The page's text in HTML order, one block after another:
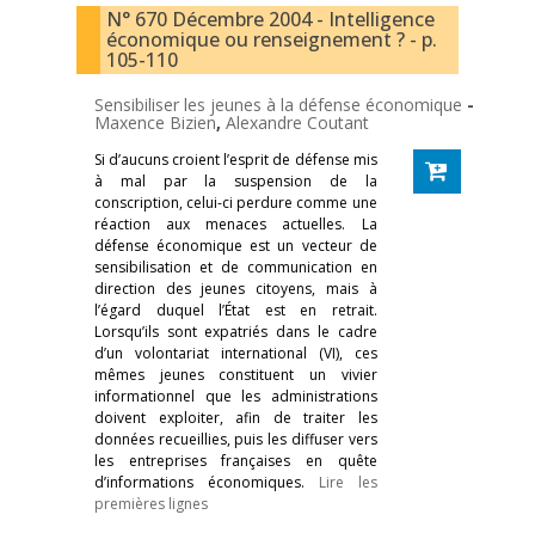
N° 670 Décembre 2004 - Intelligence
économique ou renseignement ? - p.
105-110
Sensibiliser les jeunes à la défense économique -
Maxence Bizien, Alexandre Coutant
Si d’aucuns croient l’esprit de défense mis
à mal par la suspension de la
conscription, celui-ci perdure comme une
réaction aux menaces actuelles. La
défense économique est un vecteur de
sensibilisation et de communication en
direction des jeunes citoyens, mais à
l’égard duquel l’État est en retrait.
Lorsqu’ils sont expatriés dans le cadre
d’un volontariat international (VI), ces
mêmes jeunes constituent un vivier
informationnel que les administrations
doivent exploiter, afin de traiter les
données recueillies, puis les diffuser vers
les entreprises françaises en quête
d’informations économiques. Lire les
premières lignes